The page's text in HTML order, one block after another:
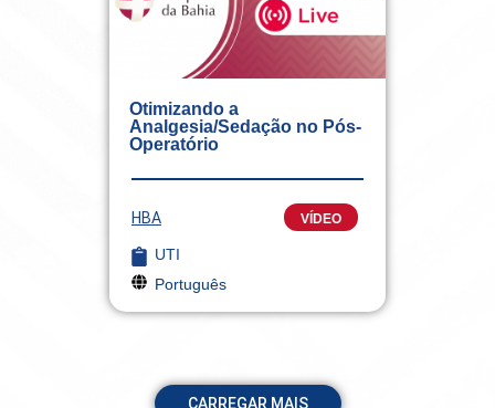
Otimizando a
Analgesia/Sedação no Pós-
Operatório
HBA VÍDEO
UTI
Português
CARREGAR MAIS